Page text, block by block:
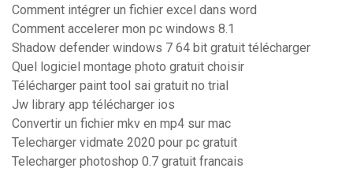
Comment intégrer un fichier excel dans word
Comment accelerer mon pc windows 8.1
Shadow defender windows 7 64 bit gratuit télécharger
Quel logiciel montage photo gratuit choisir
Télécharger paint tool sai gratuit no trial
Jw library app télécharger ios
Convertir un fichier mkv en mp4 sur mac
Telecharger vidmate 2020 pour pc gratuit
Telecharger photoshop 0.7 gratuit francais